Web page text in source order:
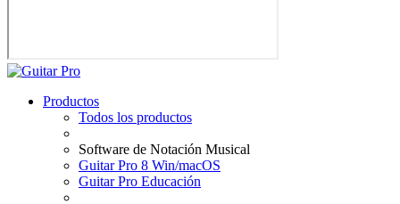
Productos
Todos los productos
Software de Notación Musical
Guitar Pro 8 Win/macOS
Guitar Pro Educación